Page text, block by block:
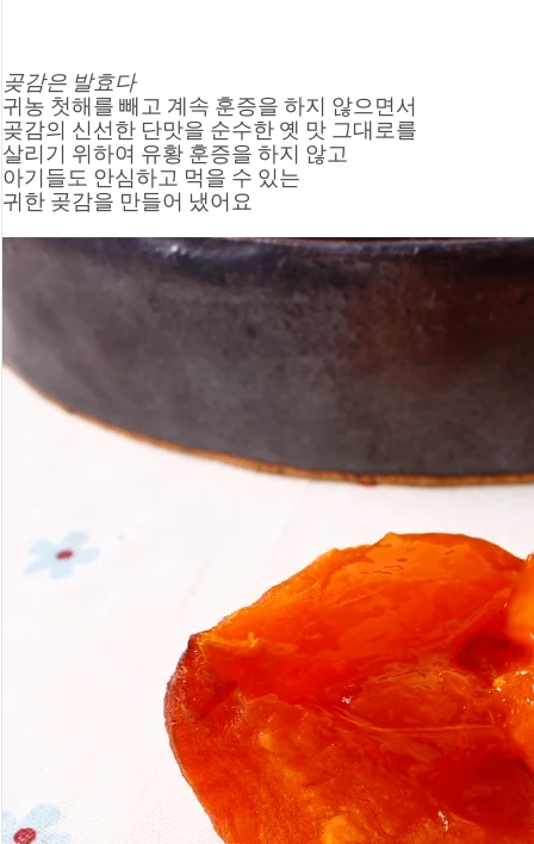
곶감은 발효다
귀농 첫해를 빼고 계속 훈증을 하지 않으면서
곶감의 신선한 단맛을 순수한 옛 맛 그대로를
살리기 위하여 유황 훈증을 하지 않고
아기들도 안심하고 먹을 수 있는
귀한 곶감을 만들어 냈어요